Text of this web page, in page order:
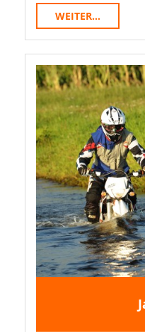
WEITER...WEITER...